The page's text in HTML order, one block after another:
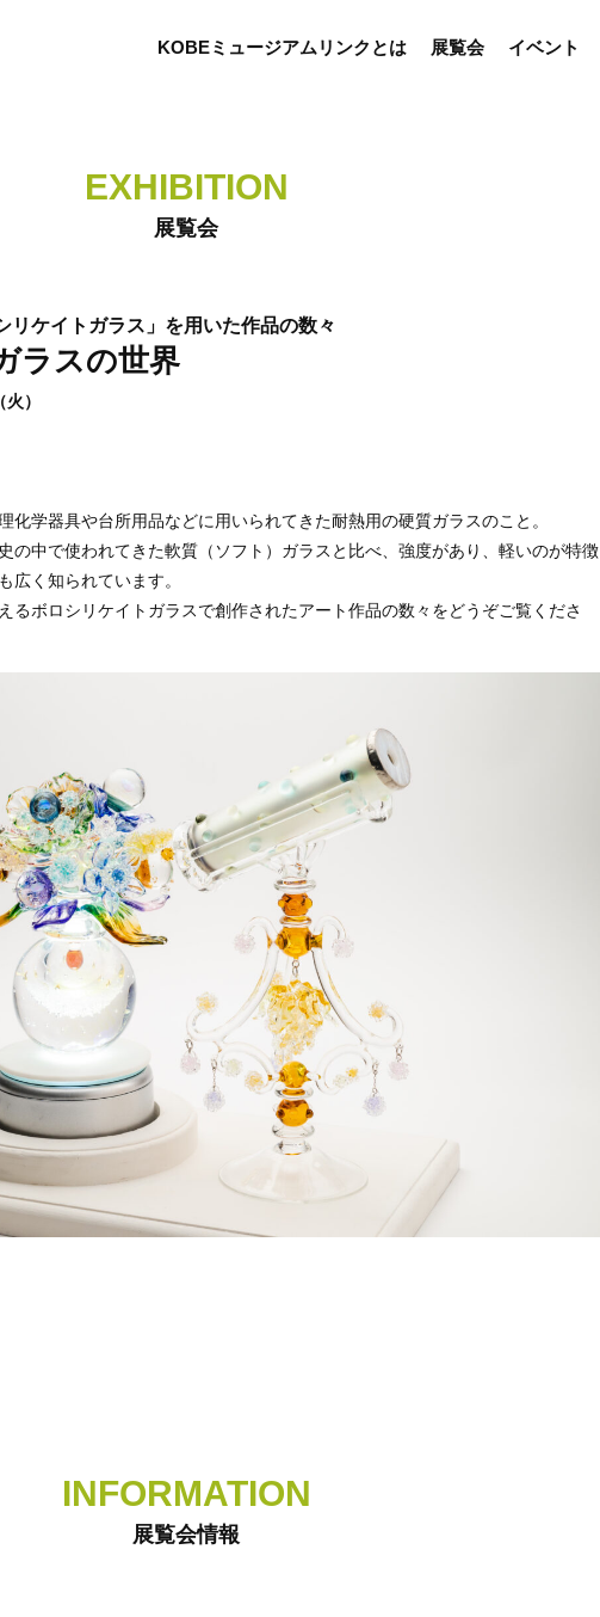
KOBEミュージアムリンクとは 展覧会 イベント
EXHIBITION
展覧会
リケイトガラス」を用いた作品の数々
ラスの世界
）
化学器具や台所用品などに用いられてきた耐熱用の硬質ガラスのこと。
の中で使われてきた軟質（ソフト）ガラスと比べ、強度があり、軽いのが特徴
広く知られています。
るボロシリケイトガラスで創作されたアート作品の数々をどうぞご覧くださ
INFORMATION
展覧会情報